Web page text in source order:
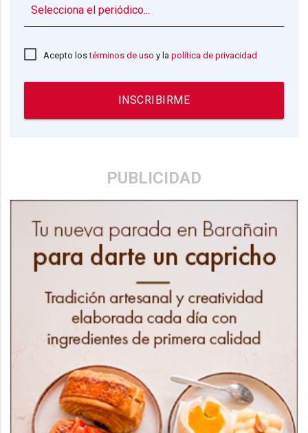
Acepto lostérminos de uso y lapolítica de privacidad
INSCRIBIRME
PUBLICIDAD